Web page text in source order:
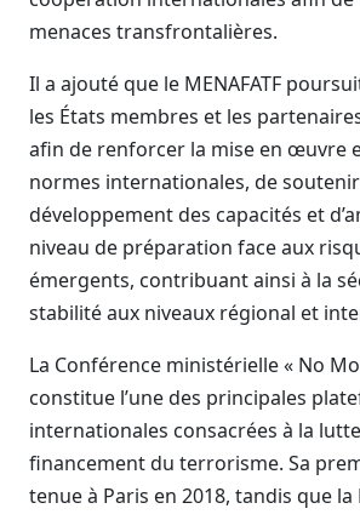
menaces transfrontalières.
Il a ajouté que le MENAFATF
les États membres et les
afin de renforcer la mise en œuvre
normes internationales, de
développement des capacités et
niveau de préparation face aux
émergents, contribuant ainsi à la
stabilité aux niveaux régional et
La Conférence ministérielle « No
constitue l’une des principales
internationales consacrées à la
financement du terrorisme. Sa
tenue à Paris en 2018, tandis que la